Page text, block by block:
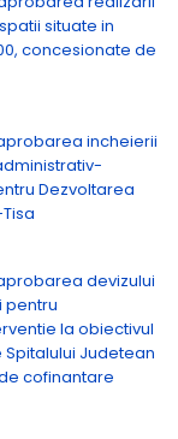
situate in
concesionate de
incheierii
Dezvoltarea
devizului
pentru
la obiectivul
Spitalului Judetean
cofinantare